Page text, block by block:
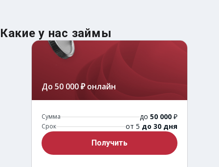
Какие у нас займы
До 50 000 ₽ онлайн
Сумма до 50 000 ₽
Срок от 5 до 30 дня
Получить